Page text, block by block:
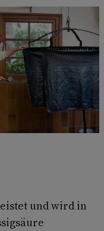
und wird in